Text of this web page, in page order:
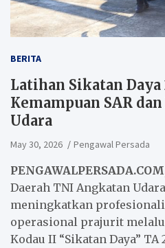
BERITA
Latihan Sikatan Daya
Kemampuan SAR
Udara
May 30, 2026 Pengawal Persada
Daerah TNI Angkatan
meningkatkan
operasional prajurit
Kodau II “Sikatan Daya”